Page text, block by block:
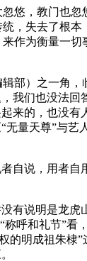
悠，教门也
，失去了根
作为衡量一
部）之一角
我们也没法
来的，也没
量天尊”与
自说，用者
有说明是龙
呼和礼节”
明成祖朱